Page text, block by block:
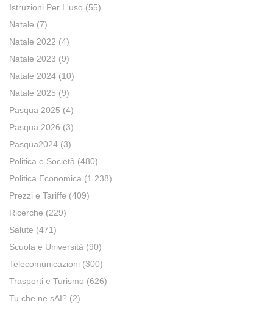
Istruzioni Per L'uso (55)
Natale (7)
Natale 2022 (4)
Natale 2023 (9)
Natale 2024 (10)
Natale 2025 (9)
Pasqua 2025 (4)
Pasqua 2026 (3)
Pasqua2024 (3)
Politica e Società (480)
Politica Economica (1.238)
Prezzi e Tariffe (409)
Ricerche (229)
Salute (471)
Scuola e Università (90)
Telecomunicazioni (300)
Trasporti e Turismo (626)
Tu che ne sAI? (2)